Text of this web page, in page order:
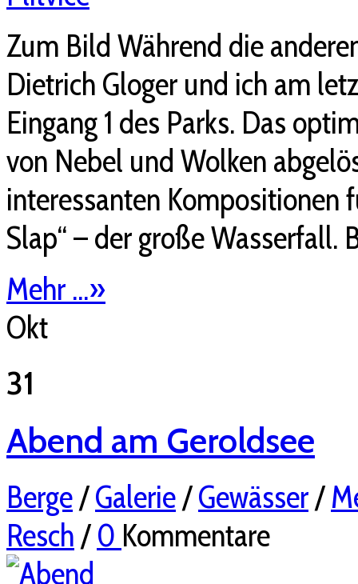
Zum Bild Während die
Dietrich Gloger und ich am
Eingang 1 des Parks. Das
von Nebel und Wolken
interessanten Kompositionen
Slap“ – der große
Mehr ...»
Okt
31
Abend am Geroldsee
Berge/Galerie/Gewässer/
Resch/0 Kommentare